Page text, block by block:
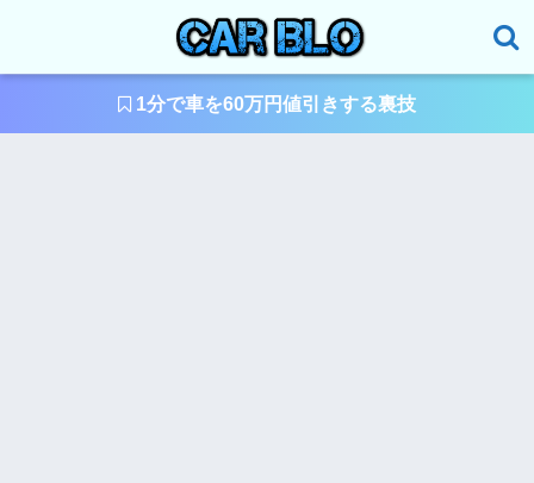
1分で車を60万円値引きする裏技